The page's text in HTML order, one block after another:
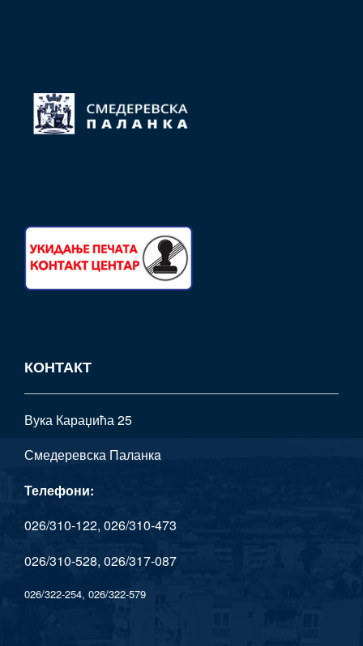
КОНТАКТ
Вука Караџића 25
Смедеревска Паланкa
Телефони:
026/310-122, 026/310-473
026/310-528, 026/317-087
026/322-254, 026/322-579